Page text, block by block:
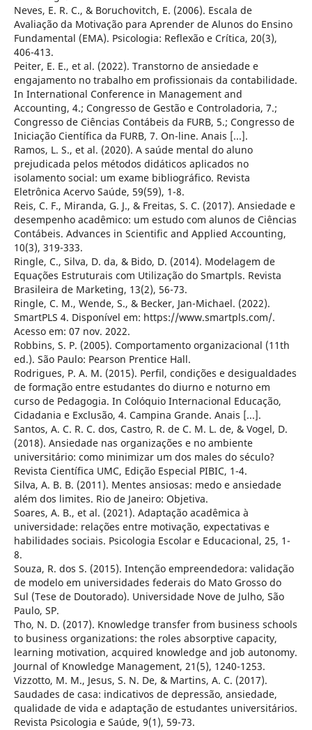
Neves, E. R. C., & Boruchovitch, E. (2006). Escala de
Avaliação da Motivação para Aprender de Alunos do Ensino
Fundamental (EMA). Psicologia: Reflexão e Crítica, 20(3),
406-413.
Peiter, E. E., et al. (2022). Transtorno de ansiedade e
engajamento no trabalho em profissionais da contabilidade.
In International Conference in Management and
Accounting, 4.; Congresso de Gestão e Controladoria, 7.;
Congresso de Ciências Contábeis da FURB, 5.; Congresso de
Iniciação Científica da FURB, 7. On-line. Anais [...].
Ramos, L. S., et al. (2020). A saúde mental do aluno
prejudicada pelos métodos didáticos aplicados no
isolamento social: um exame bibliográfico. Revista
Eletrônica Acervo Saúde, 59(59), 1-8.
Reis, C. F., Miranda, G. J., & Freitas, S. C. (2017). Ansiedade e
desempenho acadêmico: um estudo com alunos de Ciências
Contábeis. Advances in Scientific and Applied Accounting,
10(3), 319-333.
Ringle, C., Silva, D. da, & Bido, D. (2014). Modelagem de
Equações Estruturais com Utilização do Smartpls. Revista
Brasileira de Marketing, 13(2), 56-73.
Ringle, C. M., Wende, S., & Becker, Jan-Michael. (2022).
SmartPLS 4. Disponível em: https://www.smartpls.com/.
Acesso em: 07 nov. 2022.
Robbins, S. P. (2005). Comportamento organizacional (11th
ed.). São Paulo: Pearson Prentice Hall.
Rodrigues, P. A. M. (2015). Perfil, condições e desigualdades
de formação entre estudantes do diurno e noturno em
curso de Pedagogia. In Colóquio Internacional Educação,
Cidadania e Exclusão, 4. Campina Grande. Anais [...].
Santos, A. C. R. C. dos, Castro, R. de C. M. L. de, & Vogel, D.
(2018). Ansiedade nas organizações e no ambiente
universitário: como minimizar um dos males do século?
Revista Científica UMC, Edição Especial PIBIC, 1-4.
Silva, A. B. B. (2011). Mentes ansiosas: medo e ansiedade
além dos limites. Rio de Janeiro: Objetiva.
Soares, A. B., et al. (2021). Adaptação acadêmica à
universidade: relações entre motivação, expectativas e
habilidades sociais. Psicologia Escolar e Educacional, 25, 1-
8.
Souza, R. dos S. (2015). Intenção empreendedora: validação
de modelo em universidades federais do Mato Grosso do
Sul (Tese de Doutorado). Universidade Nove de Julho, São
Paulo, SP.
Tho, N. D. (2017). Knowledge transfer from business schools
to business organizations: the roles absorptive capacity,
learning motivation, acquired knowledge and job autonomy.
Journal of Knowledge Management, 21(5), 1240-1253.
Vizzotto, M. M., Jesus, S. N. De, & Martins, A. C. (2017).
Saudades de casa: indicativos de depressão, ansiedade,
qualidade de vida e adaptação de estudantes universitários.
Revista Psicologia e Saúde, 9(1), 59-73.